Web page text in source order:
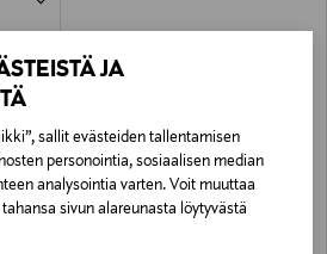
JA
sallit evästeiden tallentamisen
personointia, sosiaalisen median
analysointia varten. Voit muuttaa
sivun alareunasta löytyvästä